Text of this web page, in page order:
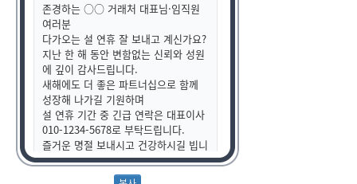
존경하는 ○○ 거래처 대표님·임직원
여러분
다가오는 설 연휴 잘 보내고 계신가요?
지난 한 해 동안 변함없는 신뢰와 성원
에 깊이 감사드립니다.
새해에도 더 좋은 파트너십으로 함께
성장해 나가길 기원하며
설 연휴 기간 중 긴급 연락은 대표이사
010-1234-5678로 부탁드립니다.
즐거운 명절 보내시고 건강하시길 빕니
다.
새해 복 많이 받으세요!